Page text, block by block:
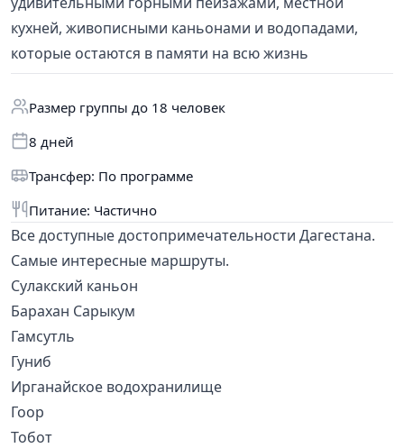
кухней, живописными каньонами и водопадами,
которые остаются в памяти на всю жизнь
Размер группы до 18 человек
8 дней
Трансфер: По программе
Питание: Частично
Все доступные достопримечательности Дагестана.
Самые интересные маршруты.
Сулакский каньон
Барахан Сарыкум
Гамсутль
Гуниб
Ирганайское водохранилище
Гоор
Тобот